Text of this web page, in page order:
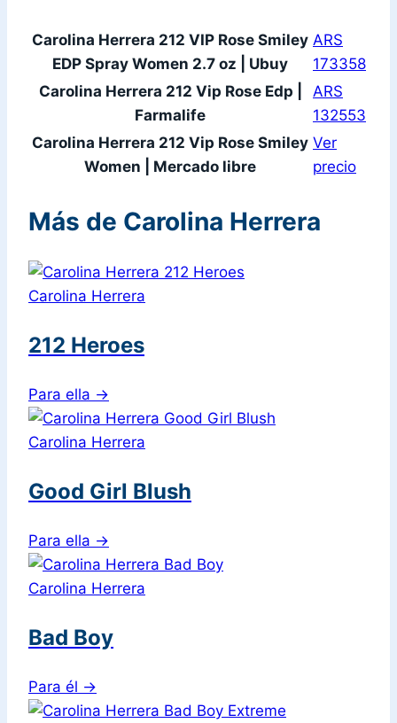
Carolina Herrera 212 VIP Rose Smiley
EDP Spray Women 2.7 oz | Ubuy
ARS
173358
Carolina Herrera 212 Vip Rose Edp |
Farmalife
ARS
132553
Carolina Herrera 212 Vip Rose Smiley
Women | Mercado libre
Ver
precio
Más de Carolina Herrera
Carolina Herrera
212 Heroes
Para ella →
Carolina Herrera
Good Girl Blush
Para ella →
Carolina Herrera
Bad Boy
Para él →